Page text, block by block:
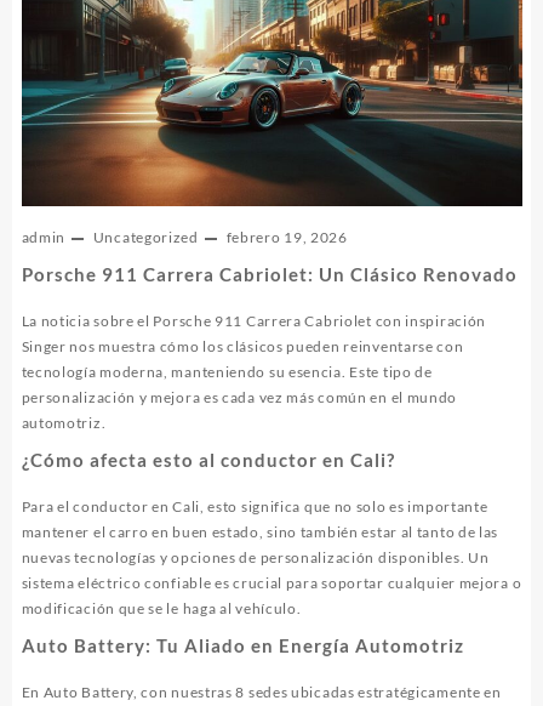
admin Uncategorized febrero 19, 2026
Porsche 911 Carrera Cabriolet: Un Clásico Renovado
La noticia sobre el Porsche 911 Carrera Cabriolet con inspiración
Singer nos muestra cómo los clásicos pueden reinventarse con
tecnología moderna, manteniendo su esencia. Este tipo de
personalización y mejora es cada vez más común en el mundo
automotriz.
¿Cómo afecta esto al conductor en Cali?
Para el conductor en Cali, esto significa que no solo es importante
mantener el carro en buen estado, sino también estar al tanto de las
nuevas tecnologías y opciones de personalización disponibles. Un
sistema eléctrico confiable es crucial para soportar cualquier mejora o
modificación que se le haga al vehículo.
Auto Battery: Tu Aliado en Energía Automotriz
En Auto Battery, con nuestras 8 sedes ubicadas estratégicamente en